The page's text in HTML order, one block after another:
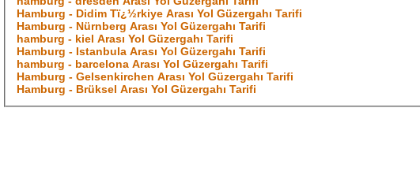
Hamburg - Didim Tï¿½rkiye Arası Yol Güzergahı Tarifi
Hamburg - Nürnberg Arası Yol Güzergahı Tarifi
hamburg - kiel Arası Yol Güzergahı Tarifi
Hamburg - Istanbula Arası Yol Güzergahı Tarifi
hamburg - barcelona Arası Yol Güzergahı Tarifi
Hamburg - Gelsenkirchen Arası Yol Güzergahı Tarifi
Hamburg - Brüksel Arası Yol Güzergahı Tarifi